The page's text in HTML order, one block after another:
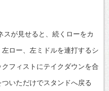
スが見せると、続くローをカ
ロー、左ミドルを連打するシ
フィストにテイクダウンを合
いただけでスタンドへ戻る